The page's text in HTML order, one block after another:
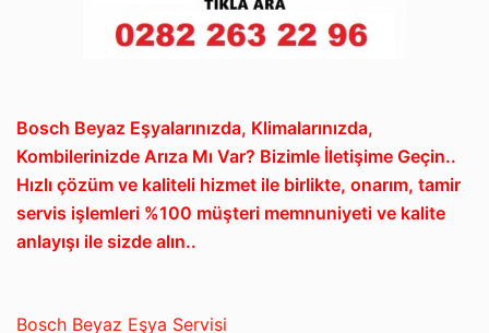
Bosch Beyaz Eşyalarınızda, Klimalarınızda,
Kombilerinizde Arıza Mı Var? Bizimle İletişime Geçin..
Hızlı çözüm ve kaliteli hizmet ile birlikte, onarım, tamir
servis işlemleri %100 müşteri memnuniyeti ve kalite
anlayışı ile sizde alın..
Bosch Beyaz Eşya Servisi